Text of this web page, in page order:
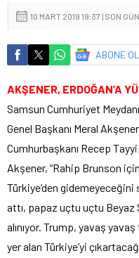
10 MART 2019 19:37 | SON
ABONE OL
AKŞENER, ERDOĞAN’A
Samsun Cumhuriyet
Genel Başkanı Meral
Cumhurbaşkanı Recep
Akşener, “Rahip Brunson
Türkiye’den
attı, papaz uçtu uçtu Beyaz
alınıyor. Trump, yavaş yavaş
yer alan Türkiye’yi